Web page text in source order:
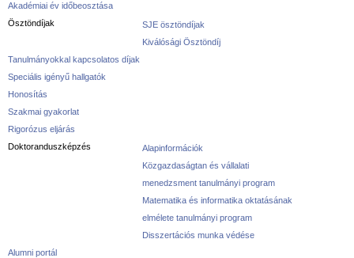
Akadémiai év időbeosztása
Ösztöndíjak
SJE ösztöndíjak
Kiválósági Ösztöndíj
Tanulmányokkal kapcsolatos díjak
Speciális igényű hallgatók
Honosítás
Szakmai gyakorlat
Rigorózus eljárás
Doktoranduszképzés
Alapinformációk
Közgazdaságtan és vállalati
menedzsment tanulmányi program
Matematika és informatika oktatásának
elmélete tanulmányi program
Disszertációs munka védése
Alumni portál